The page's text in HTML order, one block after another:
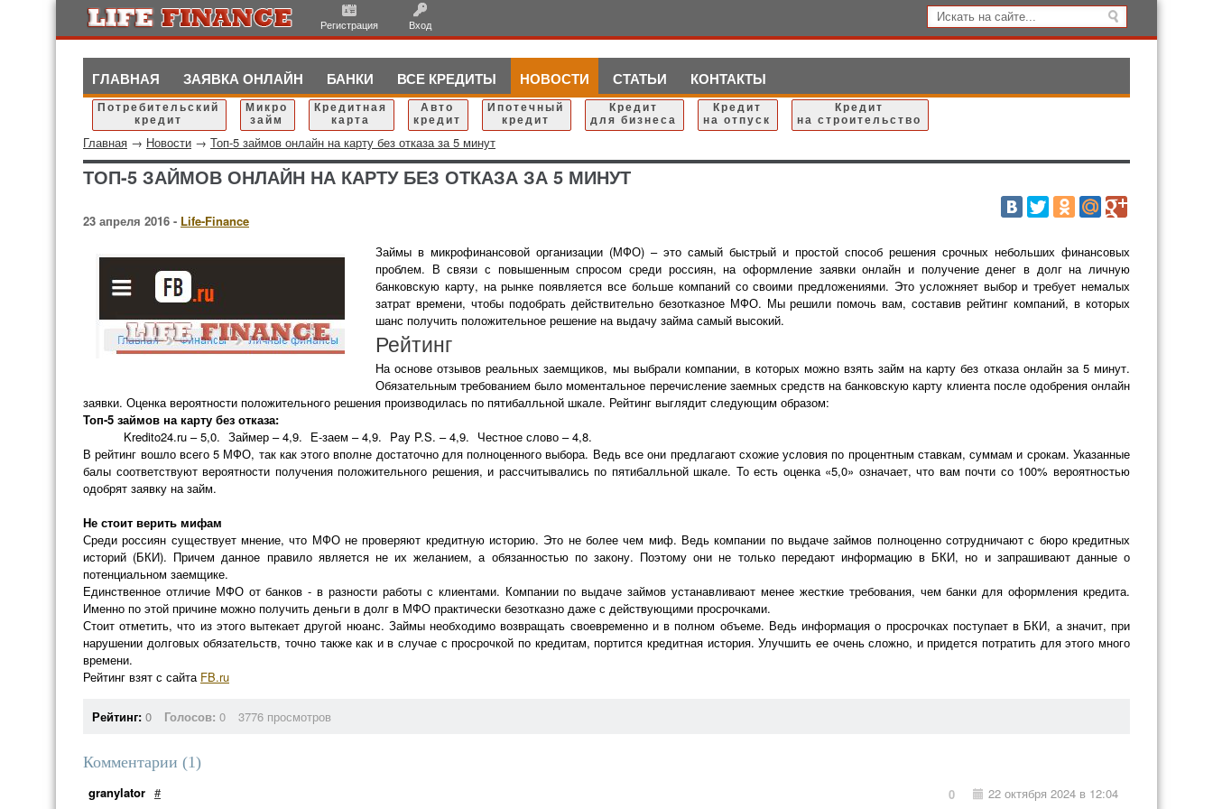
Регистрация Вход
ГЛАВНАЯ ЗАЯВКА ОНЛАЙН БАНКИ ВСЕ КРЕДИТЫ НОВОСТИ СТАТЬИ КОНТАКТЫ
Потребительский
кредит
Микро
займ
Кредитная
карта
Авто
кредит
Ипотечный
кредит
Кредит
для бизнеса
Кредит
на отпуск
Кредит
на строительство
Главная → Новости → Топ-5 займов онлайн на карту без отказа за 5 минут
ТОП-5 ЗАЙМОВ ОНЛАЙН НА КАРТУ БЕЗ ОТКАЗА ЗА 5 МИНУТ
23 апреля 2016 - Life-Finance
Займы в микрофинансовой организации (МФО) – это самый быстрый и простой способ решения срочных небольших финансовых
проблем. В связи с повышенным спросом среди россиян, на оформление заявки онлайн и получение денег в долг на личную
банковскую карту, на рынке появляется все больше компаний со своими предложениями. Это усложняет выбор и требует немалых
затрат времени, чтобы подобрать действительно безотказное МФО. Мы решили помочь вам, составив рейтинг компаний, в которых
шанс получить положительное решение на выдачу займа самый высокий.
Рейтинг
На основе отзывов реальных заемщиков, мы выбрали компании, в которых можно взять займ на карту без отказа онлайн за 5 минут.
Обязательным требованием было моментальное перечисление заемных средств на банковскую карту клиента после одобрения онлайн
заявки. Оценка вероятности положительного решения производилась по пятибалльной шкале. Рейтинг выглядит следующим образом:
Топ-5 займов на карту без отказа:
Kredito24.ru – 5,0. Займер – 4,9. Е-заем – 4,9. Pay P.S. – 4,9. Честное слово – 4,8.
В рейтинг вошло всего 5 МФО, так как этого вполне достаточно для полноценного выбора. Ведь все они предлагают схожие условия по процентным ставкам, суммам и срокам. Указанные
балы соответствуют вероятности получения положительного решения, и рассчитывались по пятибалльной шкале. То есть оценка «5,0» означает, что вам почти со 100% вероятностью
одобрят заявку на займ.
Не стоит верить мифам
Среди россиян существует мнение, что МФО не проверяют кредитную историю. Это не более чем миф. Ведь компании по выдаче займов полноценно сотрудничают с бюро кредитных
историй (БКИ). Причем данное правило является не их желанием, а обязанностью по закону. Поэтому они не только передают информацию в БКИ, но и запрашивают данные о
потенциальном заемщике.
Единственное отличие МФО от банков - в разности работы с клиентами. Компании по выдаче займов устанавливают менее жесткие требования, чем банки для оформления кредита.
Именно по этой причине можно получить деньги в долг в МФО практически безотказно даже с действующими просрочками.
Стоит отметить, что из этого вытекает другой нюанс. Займы необходимо возвращать своевременно и в полном объеме. Ведь информация о просрочках поступает в БКИ, а значит, при
нарушении долговых обязательств, точно также как и в случае с просрочкой по кредитам, портится кредитная история. Улучшить ее очень сложно, и придется потратить для этого много
времени.
Рейтинг взят с сайта FB.ru
Рейтинг: 0 Голосов: 0 3776 просмотров
Комментарии (1)
granylator # 22 октября 2024 в 12:04
0